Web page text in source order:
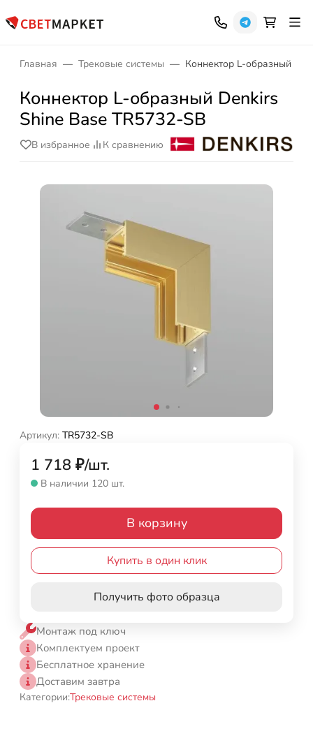
Главная Трековые системы Коннектор L-образный
Коннектор L-образный Denkirs
Shine Base TR5732-SB
В избранное К сравнению
Артикул: TR5732-SB
1 718 ₽/шт.
В наличии 120 шт.
В корзину
Купить в один клик
Получить фото образца
Монтаж под ключ
Комплектуем проект
Бесплатное хранение
Доставим завтра
Категории:Трековые системы